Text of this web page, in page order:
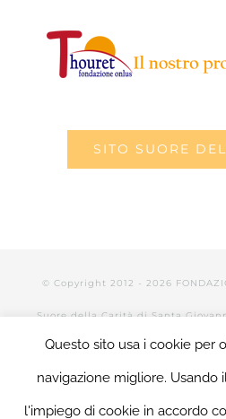
SITO SUORE
© Copyright 2012 - 2026
Suore della Carità di Santa
RIGHTS RESERVED |
Questo sito usa i cookie per
navigazione migliore. Usando
l'impiego di cookie in accordo